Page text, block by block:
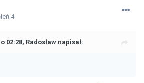
4
02:28, Radosław napisał: